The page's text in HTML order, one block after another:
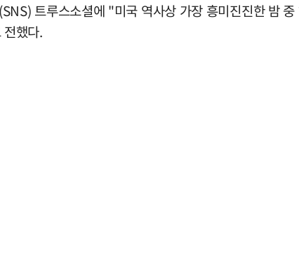
트루스소셜에 "미국 역사상 가장 흥미진진한 밤
했다.